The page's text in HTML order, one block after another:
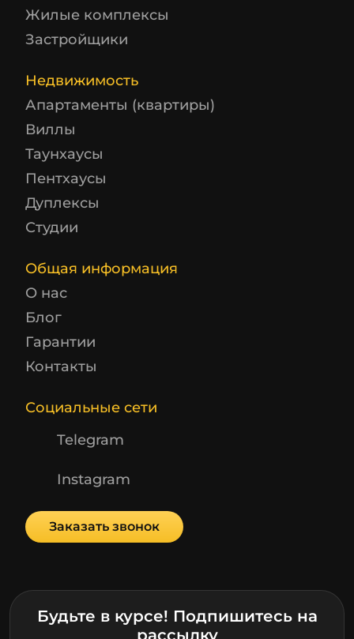
Жилые комплексы
Застройщики
Недвижимость
Апартаменты (квартиры)
Виллы
Таунхаусы
Пентхаусы
Дуплексы
Студии
Общая информация
О нас
Блог
Гарантии
Контакты
Социальные сети
Telegram
Instagram
Заказать звонок
Будьте в курсе! Подпишитесь на
рассылку